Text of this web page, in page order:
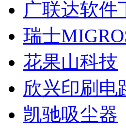
广联达软件
瑞士
花果山科技
欣兴印刷电
凯驰吸尘器